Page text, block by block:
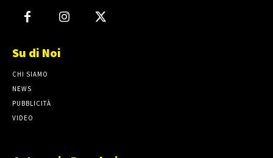
Su di Noi
CHI SIAMO
NEWS
PUBBLICITÀ
VIDEO